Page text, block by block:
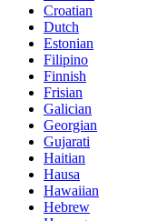
Croatian
Dutch
Estonian
Filipino
Finnish
Frisian
Galician
Georgian
Gujarati
Haitian
Hausa
Hawaiian
Hebrew